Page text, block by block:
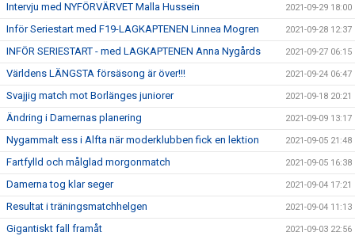
Intervju med NYFÖRVÄRVET Malla Hussein 2021-09-29 18:00
Inför Seriestart med F19-LAGKAPTENEN Linnea Mogren 2021-09-28 12:37
INFÖR SERIESTART - med LAGKAPTENEN Anna Nygårds 2021-09-27 06:15
Världens LÄNGSTA försäsong är över!!! 2021-09-24 06:47
Svajjig match mot Borlänges juniorer 2021-09-18 20:21
Ändring i Damernas planering 2021-09-09 13:17
Nygammalt ess i Alfta när moderklubben fick en lektion 2021-09-05 21:48
Fartfylld och målglad morgonmatch 2021-09-05 16:38
Damerna tog klar seger 2021-09-04 17:21
Resultat i träningsmatchhelgen 2021-09-04 11:13
Gigantiskt fall framåt 2021-09-03 22:56